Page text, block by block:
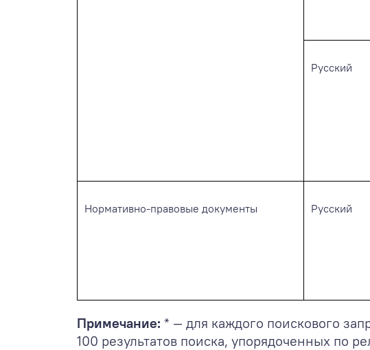
Русский
Нормативно-правовые документы Русский
Примечание: * — для каждого поискового
100 результатов поиска, упорядоченных по